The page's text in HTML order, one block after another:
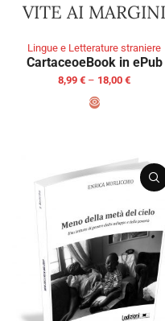
VITE AI MARGINI
Lingue e Letterature straniere
CartaceoeBook in ePub
8,99 € – 18,00 €